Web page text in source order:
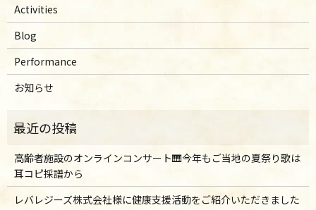
Activities
Blog
Performance
お知らせ
高齢者施設のオンラインコンサート🎹今年もご当地の夏祭り歌は
耳コピ採譜から
レバレジーズ株式会社様に健康支援活動をご紹介いただきました